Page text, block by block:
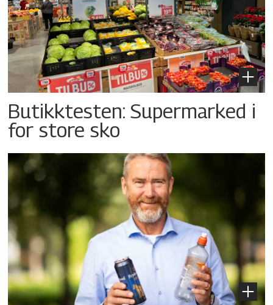
Butikktesten: Supermarked i
for store sko